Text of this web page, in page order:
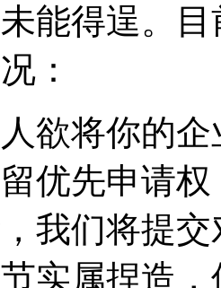
能得逞。
：
欲将你的
优先申请
我们将提
实属捏造